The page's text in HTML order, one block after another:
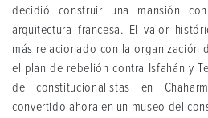
decidió construir una mansión
arquitectura francesa. El valor
más relacionado con la organización
el plan de rebelión contra Isfahán y
de constitucionalistas en
convertido ahora en un museo del